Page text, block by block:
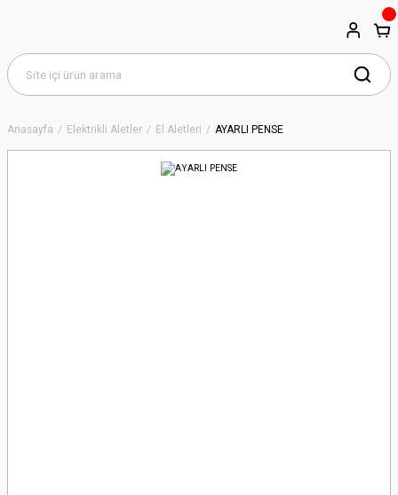
Anasayfa Elektrikli Aletler El Aletleri AYARLI PENSE